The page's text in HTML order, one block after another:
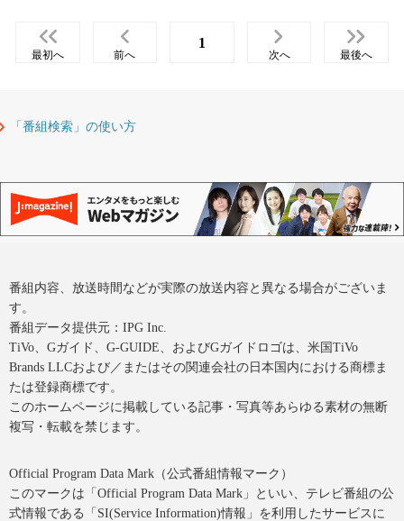
最初へ 前へ
1
次へ 最後へ
「番組検索」の使い方
番組内容、放送時間などが実際の放送内容と異なる場合がございま
す。
番組データ提供元：IPG Inc.
TiVo、Gガイド、G-GUIDE、およびGガイドロゴは、米国TiVo
Brands LLCおよび／またはその関連会社の日本国内における商標ま
たは登録商標です。
このホームページに掲載している記事・写真等あらゆる素材の無断
複写・転載を禁じます。
Official Program Data Mark（公式番組情報マーク）
このマークは「Official Program Data Mark」といい、テレビ番組の公
式情報である「SI(Service Information)情報」を利用したサービスに